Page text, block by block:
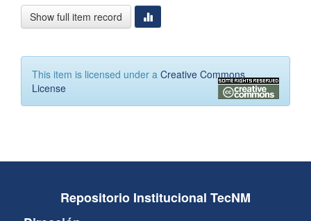
Show full item record
This item is licensed under a Creative Commons
License
Repositorio Institucional TecNM